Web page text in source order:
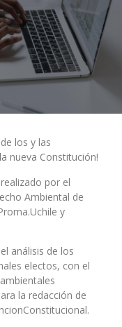
los y las
nueva Constitución!
por el
Ambiental de
y
análisis de los
electos, con el
la redacción de